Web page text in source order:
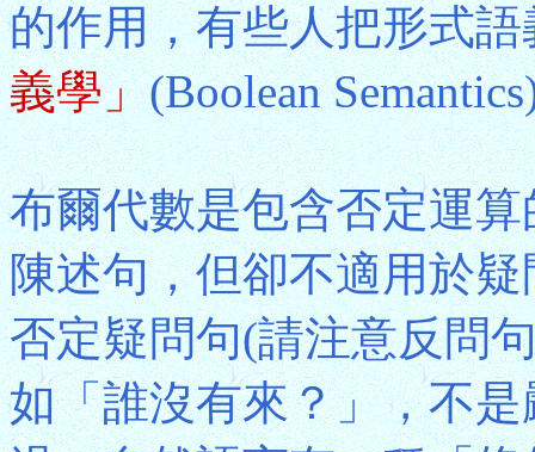
的作用，有些人把形式
義學」(Boolean
布爾代數是包含否定運
陳述句，但卻不適用於
否定疑問句(請注意反問
如「誰沒有來？」，不